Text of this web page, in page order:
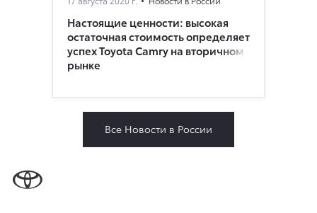
Настоящие ценности: высокая
остаточная стоимость определяет
успех Toyota Camry на вторичном
рынке
Все Новости в России